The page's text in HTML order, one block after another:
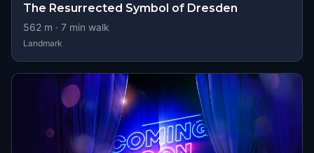
The Resurrected Symbol of Dresden
562 m · 7 min walk
Landmark